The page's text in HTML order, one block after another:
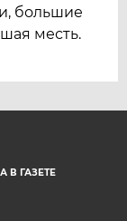
большие
месть.
В ГАЗЕТЕ